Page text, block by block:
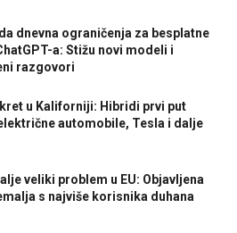
dnevna ograničenja za besplatne
a: Stižu novi modeli i
razgovori
u Kaliforniji: Hibridi prvi put
automobile, Tesla i dalje
veliki problem u EU: Objavljena
s najviše korisnika duhana